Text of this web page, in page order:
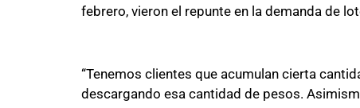
febrero, vieron el repunte en la demanda de
“Tenemos clientes que acumulan cierta
descargando esa cantidad de pesos.